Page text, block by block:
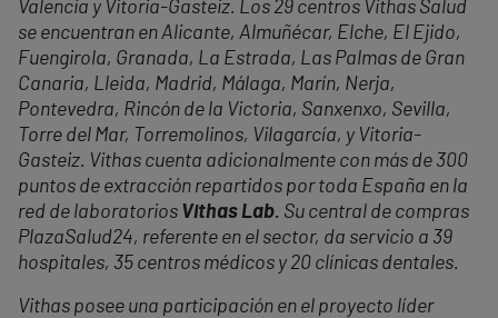
Valencia y Vitoria-Gasteiz. Los 29 centros Vithas Salud
se encuentran en Alicante, Almuñécar, Elche, El Ejido,
Fuengirola, Granada, La Estrada, Las Palmas de Gran
Canaria, Lleida, Madrid, Málaga, Marín, Nerja,
Pontevedra, Rincón de la Victoria, Sanxenxo, Sevilla,
Torre del Mar, Torremolinos, Vilagarcía, y Vitoria-
Gasteiz. Vithas cuenta adicionalmente con más de 300
puntos de extracción repartidos por toda España en la
red de laboratorios Vithas Lab. Su central de compras
PlazaSalud24, referente en el sector, da servicio a 39
hospitales, 35 centros médicos y 20 clínicas dentales.
Vithas posee una participación en el proyecto líder